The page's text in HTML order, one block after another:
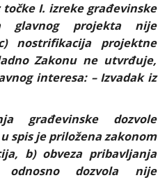
I. izreke građevinske
glavnog projekta nije
nostrifikacija projektne
Zakonu ne utvrđuje,
interesa: – Izvadak iz
građevinske dozvole
spis je priložena zakonom
b) obveza pribavljanja
odnosno dozvola nije